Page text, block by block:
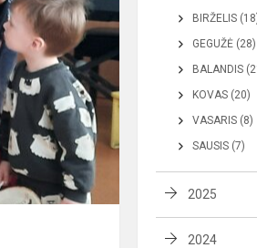
BIRŽELIS
GEGUŽĖ (28)
BALANDIS
KOVAS (20)
VASARIS (8)
SAUSIS (7)
2025
2024